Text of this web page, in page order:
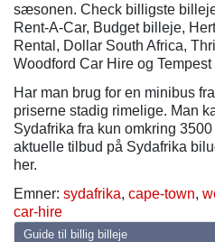
Guide til billig billeje
sæsonen. Check billigste
Rent-A-Car, Budget billeje,
Rental, Dollar South Africa,
Woodford Car Hire og Tempest
Har man brug for en minibus
priserne stadig rimelige. Man
Sydafrika fra kun omkring
aktuelle tilbud på Sydafrika
her.
Emner: sydafrika, cape-town,
car-hire